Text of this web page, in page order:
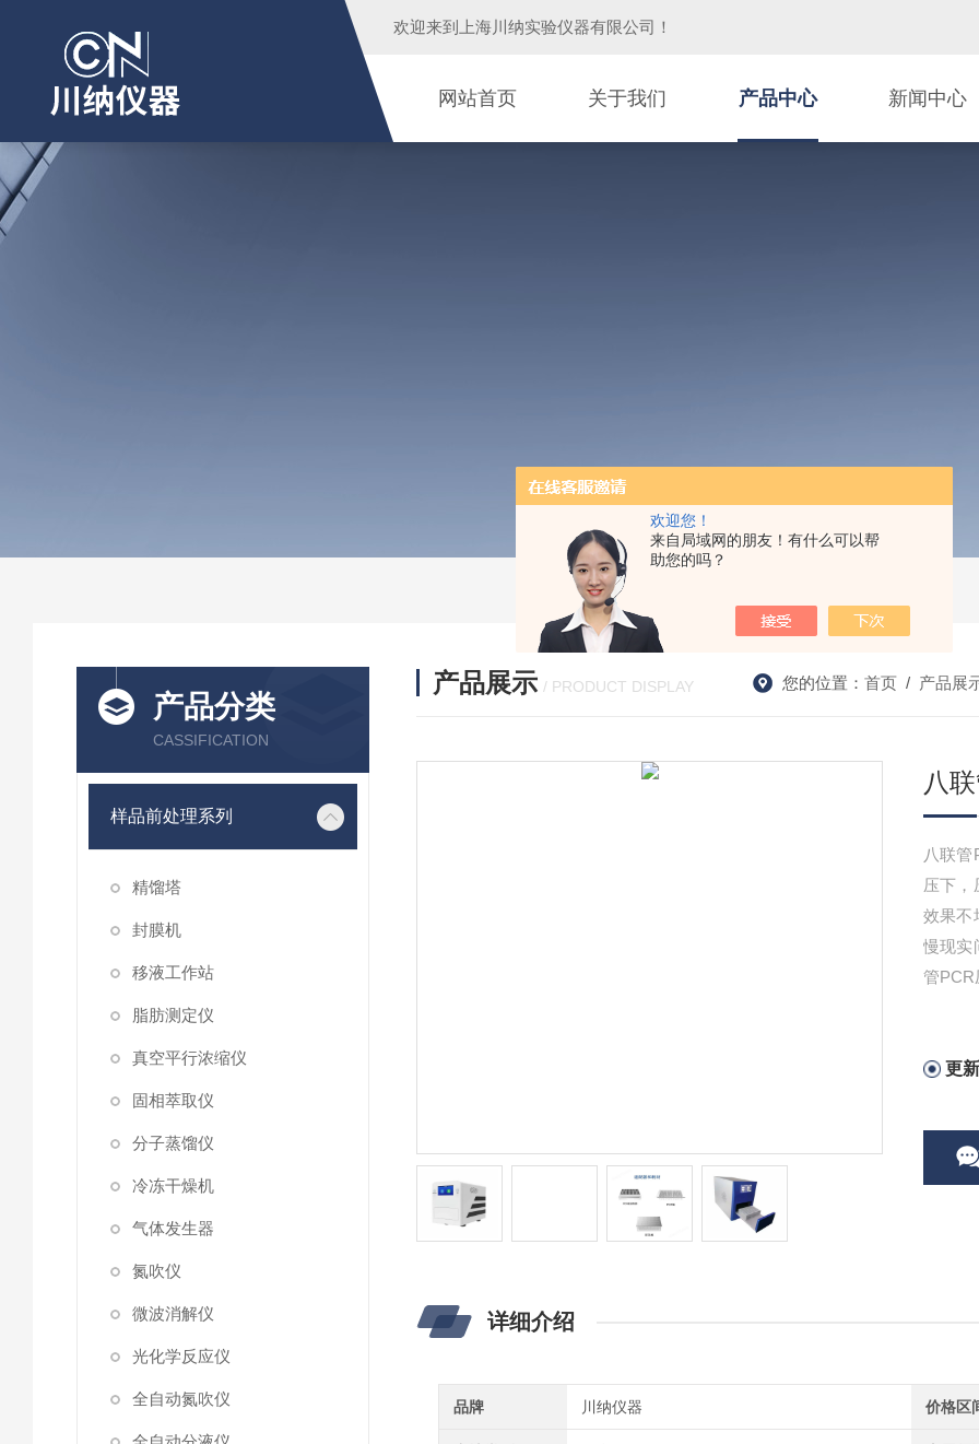
欢迎您！
来自局域网的朋友！有什么可以帮
助您的吗？
欢迎来到 上海川纳实验仪器有限公司 ！
网站首页 关于我们 产品中心 新闻中心
产品分类
CASSIFICATION
样品前处理系列
精馏塔
封膜机
移液工作站
脂肪测定仪
真空平行浓缩仪
固相萃取仪
分子蒸馏仪
冷冻干燥机
气体发生器
氮吹仪
微波消解仪
光化学反应仪
全自动氮吹仪
产品展示 / PRODUCT DISPLAY 您的位置： 首页 / 产品展
八
八联
压下，
效果不
慢现实
管PCR
更
详细介绍
品牌 川纳仪器 价格区